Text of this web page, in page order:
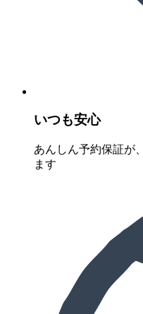
いつも安心
あんしん予約保証が
ます